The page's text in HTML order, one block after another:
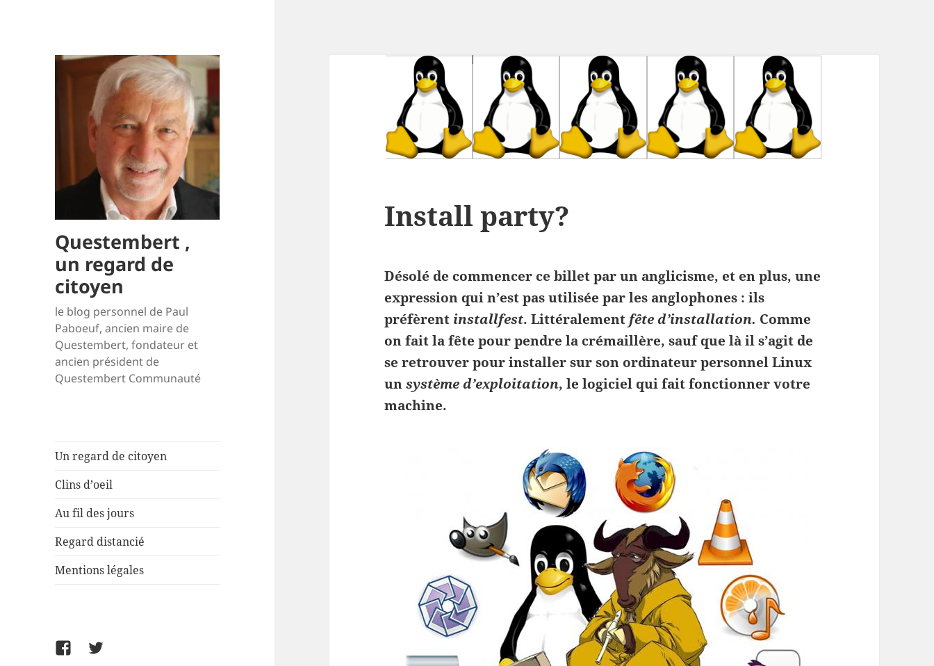
Questembert ,
un regard de
citoyen
le blog personnel de Paul
Paboeuf, ancien maire de
Questembert, fondateur et
ancien président de
Questembert Communauté
Un regard de citoyen
Clins d’oeil
Au fil des jours
Regard distancié
Mentions légales
FacebookTwitter
Install party?
Désolé de commencer ce billet par un anglicisme, et en plus, une
expression qui n’est pas utilisée par les anglophones : ils
préfèrent installfest. Littéralement fête d’installation. Comme
on fait la fête pour pendre la crémaillère, sauf que là il s’agit de
se retrouver pour installer sur son ordinateur personnel Linux
unsystème d’exploitation, le logiciel qui fait fonctionner votre
machine.